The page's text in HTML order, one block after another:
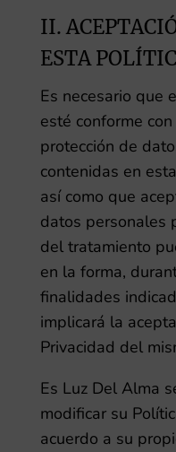
II.
ESTA
Es necesario que
esté conforme
protección de
contenidas en
así como que
datos personales
del tratamiento
en la forma,
finalidades
implicará la
Privacidad del
Es Luz Del Alma
modificar su
acuerdo a su